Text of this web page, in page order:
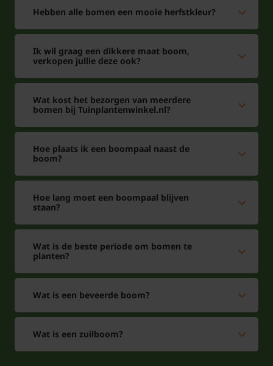
Hebben alle bomen een mooie herfstkleur?
Ik wil graag een dikkere maat boom,
verkopen jullie deze ook?
Wat kost het bezorgen van meerdere
bomen bij Tuinplantenwinkel.nl?
Hoe plaats ik een boompaal naast de
boom?
Hoe lang moet een boompaal blijven
staan?
Wat is de beste periode om bomen te
planten?
Wat is een beveerde boom?
Wat is een zuilboom?